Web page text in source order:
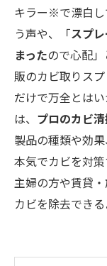
キラー※で漂白し
う声や、「スプ
まったので心配
販のカビ取りス
だけで万全とは
は、 プロのカビ
製品の種類や効
本気でカビを対
主婦の方や賃貸
カビを除去でき